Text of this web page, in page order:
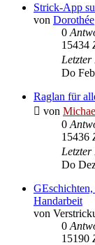
Strick-App
von Dorothée
0
15434
Do
Raglan für
von
0
15436
Do
Handarbeit
von
0
15190